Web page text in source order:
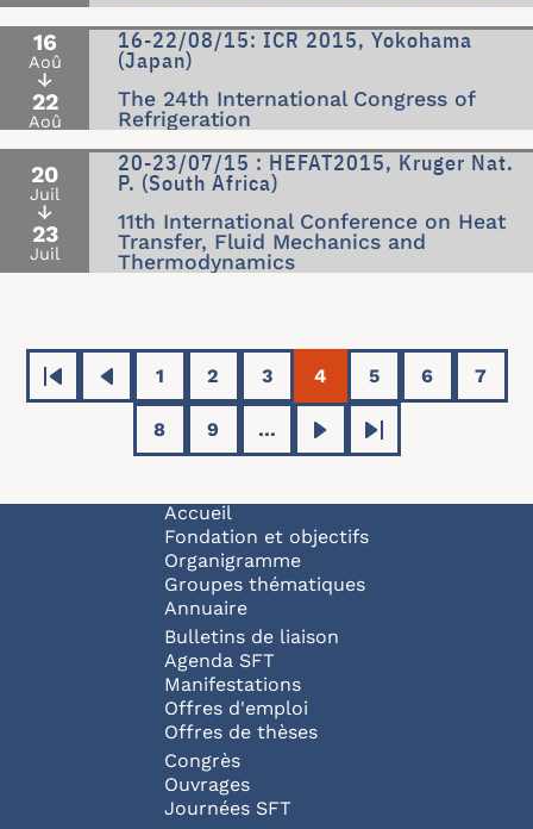
16
Aoû
↓
22
Aoû
16-22/08/15: ICR 2015, Yokohama
(Japan)
The 24th International Congress of
Refrigeration
20
Juil
↓
23
Juil
20-23/07/15 : HEFAT2015, Kruger Nat.
P. (South Africa)
11th International Conference on Heat
Transfer, Fluid Mechanics and
Thermodynamics
Pagination
Première page
Page précédente
Page
1 Page
2 Page
3 Page courante
4 Page
5 Page
6 Page
7
Page
8 Page
9 … Page suivante
Dernière page
Navigation principale
Accueil
Fondation et objectifs
Organigramme
Groupes thématiques
Annuaire
Bulletins de liaison
Agenda SFT
Manifestations
Offres d'emploi
Offres de thèses
Congrès
Ouvrages
Journées SFT